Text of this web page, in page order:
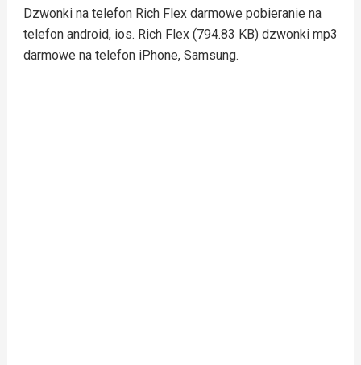
Dzwonki na telefon Rich Flex darmowe pobieranie na
telefon android, ios. Rich Flex (794.83 KB) dzwonki mp3
darmowe na telefon iPhone, Samsung.